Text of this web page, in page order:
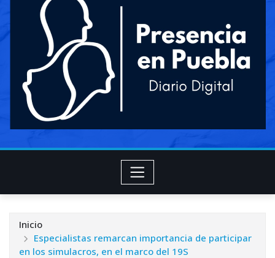
Inicio
Especialistas remarcan importancia de participar
en los simulacros, en el marco del 19S